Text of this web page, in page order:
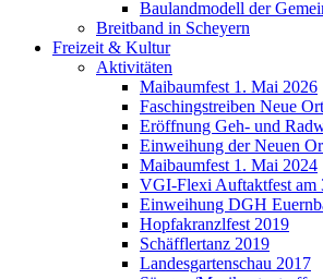
Baulandmodell der
Breitband in Scheyern
Freizeit & Kultur
Aktivitäten
Maibaumfest 1. Mai 2026
Faschingstreiben Neue
Eröffnung Geh- und
Einweihung der Neuen
Maibaumfest 1. Mai 2024
VGI-Flexi Auftaktfest am
Einweihung DGH
Hopfakranzlfest 2019
Schäfflertanz 2019
Landesgartenschau 2017